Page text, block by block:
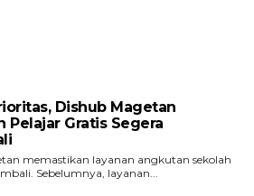
Dishub Magetan
Pelajar Gratis Segera
memastikan layanan angkutan sekolah
Sebelumnya, layanan...